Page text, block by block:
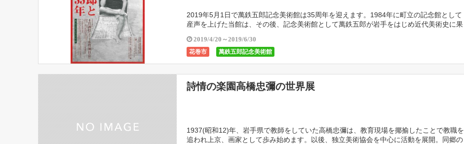
2019年5月1日で萬鉄五郎記念美術館は35周年を迎えます。1984年に町立の記念館として
産声を上げた当館は、その後、記念美術館として萬鉄五郎が岩手をはじめ近代美術史に果
2019/4/20～2019/6/30
花巻市 萬鉄五郎記念美術館
詩情の楽園高橋忠彌の世界展
1937(昭和12)年、岩手県で教師をしていた高橋忠彌は、教育現場を揶揄したことで教職を
追われ上京、画家として歩み始めます。以後、独立美術協会を中心に活動を展開。同郷の